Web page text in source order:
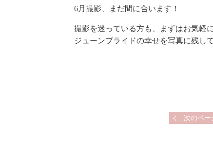
6月撮影、まだ間に合います！
撮影を迷っている方も、まずはお気軽
ジューンブライドの幸せを写真に残し
次のペー